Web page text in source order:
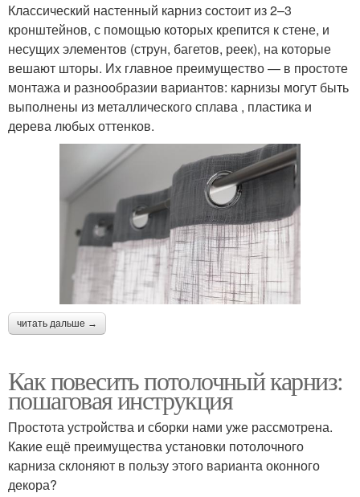
Классический настенный карниз состоит из 2–3
кронштейнов, с помощью которых крепится к стене, и
несущих элементов (струн, багетов, реек), на которые
вешают шторы. Их главное преимущество — в простоте
монтажа и разнообразии вариантов: карнизы могут быть
выполнены из металлического сплава , пластика и
дерева любых оттенков.
читать дальше →
Как повесить потолочный карниз:
пошаговая инструкция
Простота устройства и сборки нами уже рассмотрена.
Какие ещё преимущества установки потолочного
карниза склоняют в пользу этого варианта оконного
декора?